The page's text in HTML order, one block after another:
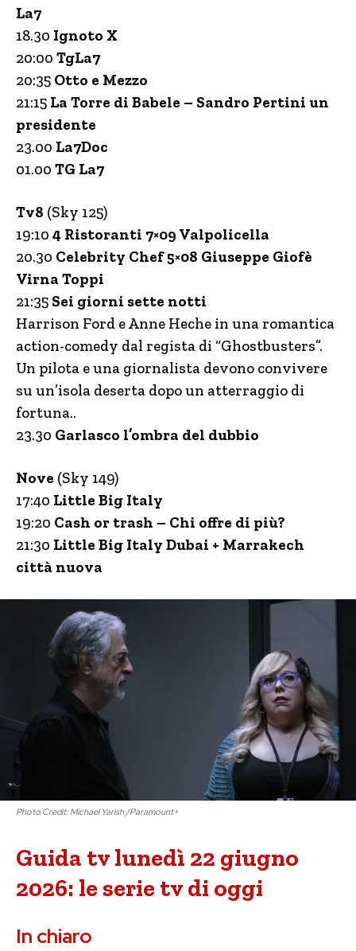
La7
18.30 Ignoto X
20:00 TgLa7
20:35 Otto e Mezzo
21:15 La Torre di Babele – Sandro Pertini un
presidente
23.00 La7Doc
01.00 TG La7
Tv8 (Sky 125)
19:10 4 Ristoranti 7×09 Valpolicella
20.30 Celebrity Chef 5×08 Giuseppe Giofè
Virna Toppi
21:35 Sei giorni sette notti
Harrison Ford e Anne Heche in una romantica
action-comedy dal regista di “Ghostbusters”.
Un pilota e una giornalista devono convivere
su un’isola deserta dopo un atterraggio di
fortuna..
23.30 Garlasco l’ombra del dubbio
Nove (Sky 149)
17:40 Little Big Italy
19:20 Cash or trash – Chi offre di più?
21:30 Little Big Italy Dubai + Marrakech
città nuova
Photo Credit: Michael Yarish /Paramount+
Guida tv lunedì 22 giugno
2026: le serie tv di oggi
In chiaro